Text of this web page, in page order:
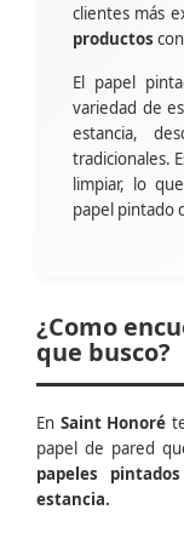
clientes más
productos
El papel
variedad de
estancia,
tradicionales.
limpiar, lo
papel pintado
¿Como
que busco?
En Saint Honoré
papel de pared
papeles
estancia.